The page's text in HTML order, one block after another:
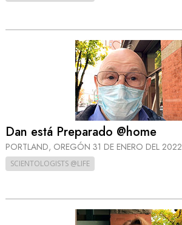
Dan está Preparado @home
PORTLAND, OREGÓN 31 DE ENERO DEL 2022
SCIENTOLOGISTS @LIFE